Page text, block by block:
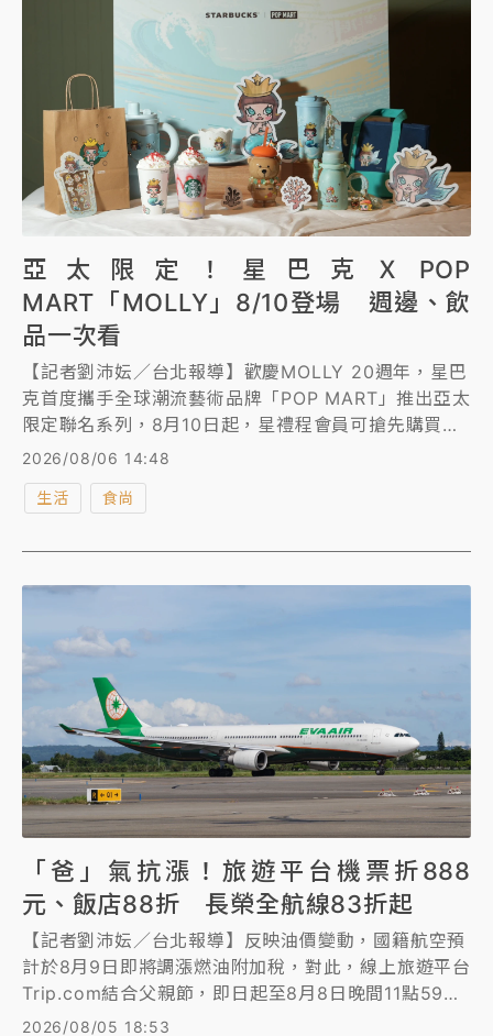
亞太限定！星巴克ＸPOP
MART「MOLLY」8/10登場 週邊、飲
品一次看
【記者劉沛妘／台北報導】歡慶MOLLY 20週年，星巴
克首度攜手全球潮流藝術品牌「POP MART」推出亞太
限定聯名系列，8月10日起，星禮程會員可搶先購買聯
名商品，並體驗限定飲品；8月11日起於全門市登場。
另外，CAMA CAFE「咖啡冰果季」登場，祭出3款以
水果風味為靈感的新飲品及3款新貝果、抹醬，迎父親
2026/08/06 14:48
生活 食尚
「爸」氣抗漲！旅遊平台機票折888
元、飯店88折 長榮全航線83折起
【記者劉沛妘／台北報導】反映油價變動，國籍航空預
計於8月9日即將調漲燃油附加稅，對此，線上旅遊平台
Trip.com結合父親節，即日起至8月8日晚間11點59分
推出限時「爸氣抗漲」快閃活動，包含「機票滿額現折
2026/08/05 18:53